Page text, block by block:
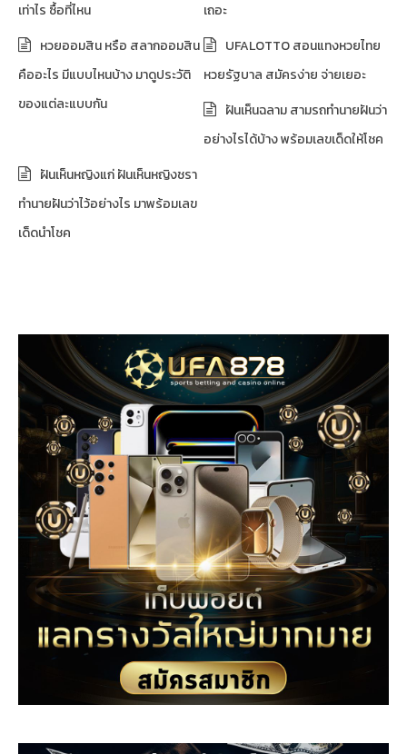
เท่าไร ซื้อที่ไหน
เถอะ
หวยออมสิน หรือ สลากออมสิน
คืออะไร มีแบบไหนบ้าง มาดูประวัติ
ของแต่ละแบบกัน
UFALOTTO สอนแทงหวยไทย
หวยรัฐบาล สมัครง่าย จ่ายเยอะ
ฝันเห็นฉลาม สามรถทำนายฝันว่า
อย่างไรได้บ้าง พร้อมเลขเด็ดให้โชค
ฝันเห็นหญิงแก่ ฝันเห็นหญิงชรา
ทำนายฝันว่าไว้อย่างไร มาพร้อมเลข
เด็ดนำโชค